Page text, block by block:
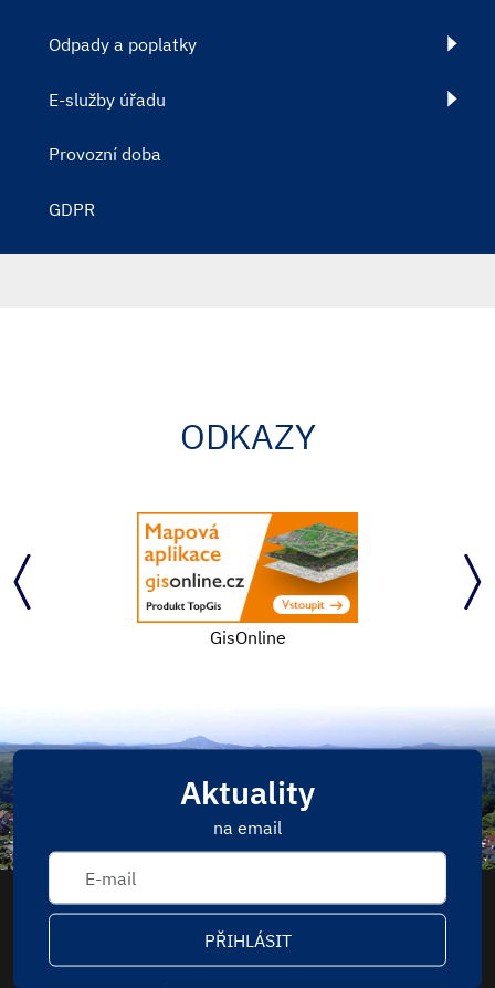
Odpady a poplatky
E-služby úřadu
Provozní doba
GDPR
ODKAZY
GisOnline
Aktuality
na email
PŘIHLÁSIT